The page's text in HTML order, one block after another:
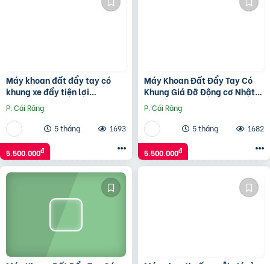
Máy khoan đất đẩy tay có
khung xe đẩy tiện lợi
Mitsubishi TB43
P. Cái Răng
5 tháng
1693
5.500.000đ
Máy Khoan Đất Đẩy Tay Có
Khung Giá Đỡ Động cơ Nhật
Mitsubishi TB43
P. Cái Răng
5 tháng
1682
5.500.000đ